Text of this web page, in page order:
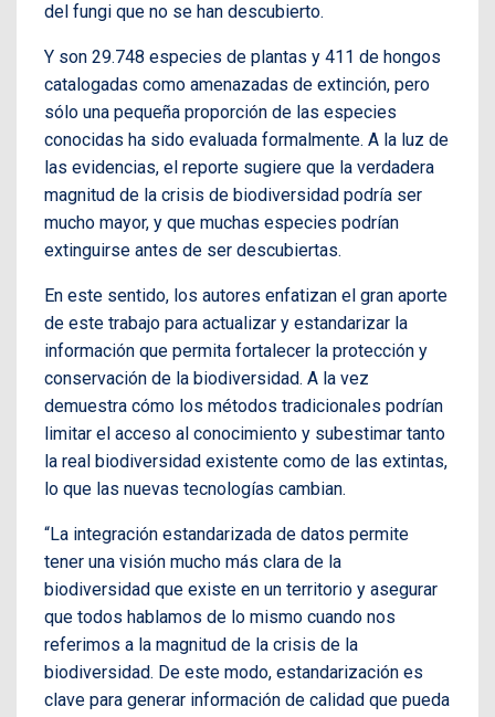
del fungi que no se han descubierto.
Y son 29.748 especies de plantas y 411 de hongos
catalogadas como amenazadas de extinción, pero
sólo una pequeña proporción de las especies
conocidas ha sido evaluada formalmente. A la luz de
las evidencias, el reporte sugiere que la verdadera
magnitud de la crisis de biodiversidad podría ser
mucho mayor, y que muchas especies podrían
extinguirse antes de ser descubiertas.
En este sentido, los autores enfatizan el gran aporte
de este trabajo para actualizar y estandarizar la
información que permita fortalecer la protección y
conservación de la biodiversidad. A la vez
demuestra cómo los métodos tradicionales podrían
limitar el acceso al conocimiento y subestimar tanto
la real biodiversidad existente como de las extintas,
lo que las nuevas tecnologías cambian.
“La integración estandarizada de datos permite
tener una visión mucho más clara de la
biodiversidad que existe en un territorio y asegurar
que todos hablamos de lo mismo cuando nos
referimos a la magnitud de la crisis de la
biodiversidad. De este modo, estandarización es
clave para generar información de calidad que pueda